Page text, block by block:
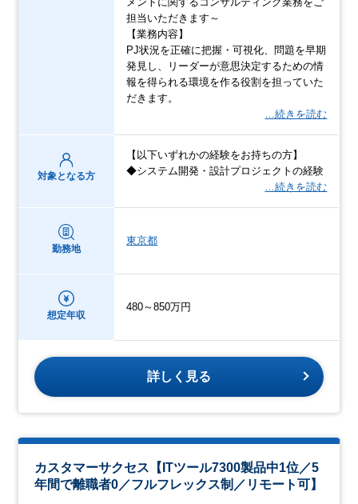
担当いただきます～
【業務内容】
PJ状況を正確に把握・可視化、問題を早期
発見し、リーダーが意思決定するための情
報を得られる環境を作る役割を担っていた
だきます。
…続きを読む
対象となる方
【以下いずれかの経験をお持ちの方】
◆システム開発・設計プロジェクトの経験
…続きを読む
勤務地
東京都
想定年収
480～850万円
詳しく見る
カスタマーサクセス【ITツール7300製品中1位／5
年間で離職者0／フルフレックス制／リモート可】